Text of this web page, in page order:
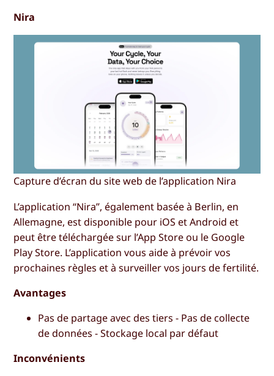
Nira
Capture d’écran du site web de l’application Nira
L’application “Nira”, également basée à Berlin, en
Allemagne, est disponible pour iOS et Android et
peut être téléchargée sur l’App Store ou le Google
Play Store. L’application vous aide à prévoir vos
prochaines règles et à surveiller vos jours de fertilité.
Avantages
Pas de partage avec des tiers - Pas de collecte
de données - Stockage local par défaut
Inconvénients